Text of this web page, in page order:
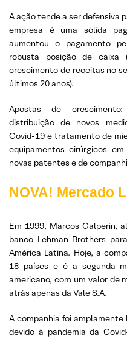
A ação tende a ser defensiva
empresa é uma sólida
aumentou o pagamento
robusta posição de caixa
crescimento de receitas no
últimos 20 anos).
Apostas de
distribuição de novos
Covid-19 e tratamento de
equipamentos cirúrgicos
novas patentes e de
NOVA! Mercado
Em 1999, Marcos Galperin,
banco Lehman Brothers
América Latina. Hoje, a
18 países e é a segunda
americano, com um valor de
atrás apenas da Vale S.A.
A companhia foi
devido à pandemia da